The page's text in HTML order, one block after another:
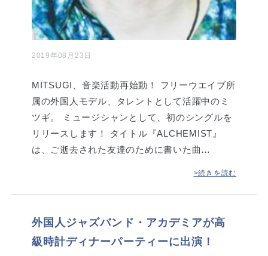
2019年08月23日
MITSUGI、音楽活動再始動！ フリーウエイブ所
属の外国人モデル、タレントとして活躍中のミ
ツギ。 ミュージシャンとして、初のシングルを
リリースします！ タイトル『ALCHEMIST』
は、ご逝去された友達のために書いた曲…
>続きを読む
外国人ジャズバンド・アカデミアが高
級時計ディナーパーティーに出演！